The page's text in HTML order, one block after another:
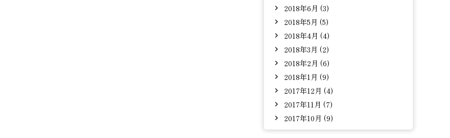
2018年6月 (3)
2018年5月 (5)
2018年4月 (4)
2018年3月 (2)
2018年2月 (6)
2018年1月 (9)
2017年12月 (4)
2017年11月 (7)
2017年10月 (9)